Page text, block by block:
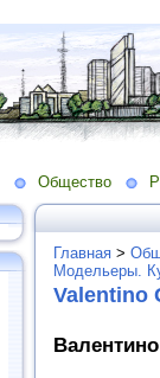
Общество
Главная >
Модельеры.
Valentino